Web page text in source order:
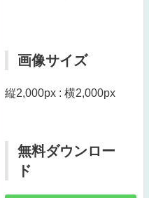
画像サイズ
縦2,000px : 横2,000px
無料ダウンロー
ド